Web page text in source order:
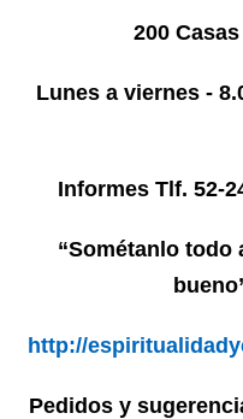
200
Lunes a viernes -
Informes Tlf. 52-
“Sométanlo todo
http://
Pedidos y